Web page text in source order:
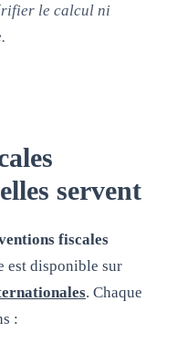
le calcul ni
servent
fiscales
est disponible sur
. Chaque
: